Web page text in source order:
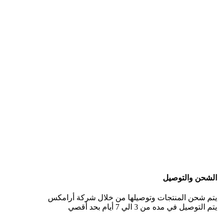
الشحن والتوصيل
يتم شحن المنتجات وتوصيلها من خلال شركة أرامكس
يتم التوصيل في مده من 3 الي 7 أيام بحد أقصي